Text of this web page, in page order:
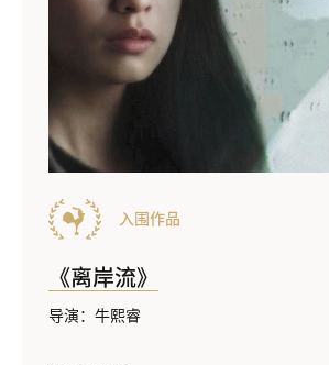
《离岸流》
入围作品
导演：牛熙睿